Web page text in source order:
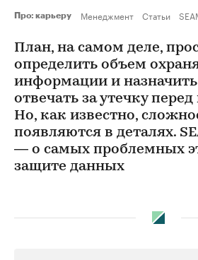
Про: карьеру Менеджмент Статьи
План, на самом деле,
определить объем
информации и назначить
отвечать за утечку
Но, как известно,
появляются в деталях.
— о самых проблемных
защите данных